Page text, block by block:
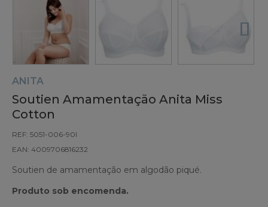
ANITA
Soutien Amamentação Anita Miss
Cotton
REF: 5051-006-90I
EAN: 4009706816232
Soutien de amamentação em algodão piqué.
Produto sob encomenda.